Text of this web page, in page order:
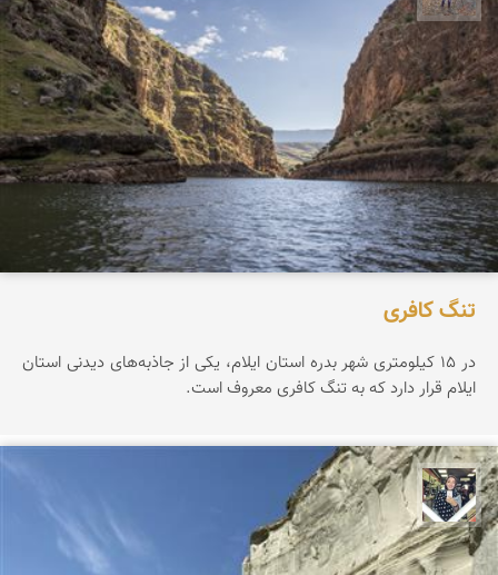
تنگ کافری
در ۱۵ کیلومتری شهر بدره استان ایلام، یکی از جاذبه‌های دیدنی استان
ایلام قرار دارد که به تنگ کافری معروف است.
فاطمه جداری